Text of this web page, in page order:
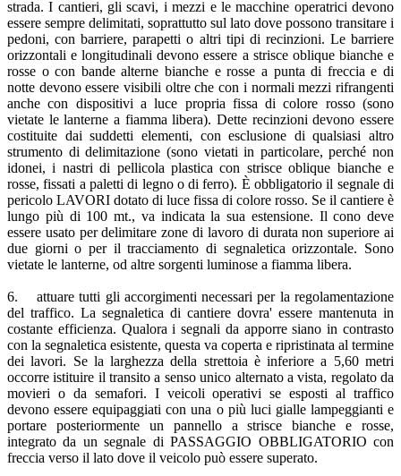
strada. I cantieri, gli scavi, i mezzi e le macchine operatrici devono
essere sempre delimitati, soprattutto sul lato dove possono transitare i
pedoni, con barriere, parapetti o altri tipi di recinzioni. Le barriere
orizzontali e longitudinali devono essere a strisce oblique bianche e
rosse o con bande alterne bianche e rosse a punta di freccia e di
notte devono essere visibili oltre che con i normali mezzi rifrangenti
anche con dispositivi a luce propria fissa di colore rosso (sono
vietate le lanterne a fiamma libera). Dette recinzioni devono essere
costituite dai suddetti elementi, con esclusione di qualsiasi altro
strumento di delimitazione (sono vietati in particolare, perché non
idonei, i nastri di pellicola plastica con strisce oblique bianche e
rosse, fissati a paletti di legno o di ferro). È obbligatorio il segnale di
pericolo LAVORI dotato di luce fissa di colore rosso. Se il cantiere è
lungo più di 100 mt., va indicata la sua estensione. Il cono deve
essere usato per delimitare zone di lavoro di durata non superiore ai
due giorni o per il tracciamento di segnaletica orizzontale. Sono
vietate le lanterne, od altre sorgenti luminose a fiamma libera.
6. attuare tutti gli accorgimenti necessari per la regolamentazione
del traffico. La segnaletica di cantiere dovra' essere mantenuta in
costante efficienza. Qualora i segnali da apporre siano in contrasto
con la segnaletica esistente, questa va coperta e ripristinata al termine
dei lavori. Se la larghezza della strettoia è inferiore a 5,60 metri
occorre istituire il transito a senso unico alternato a vista, regolato da
movieri o da semafori. I veicoli operativi se esposti al traffico
devono essere equipaggiati con una o più luci gialle lampeggianti e
portare posteriormente un pannello a strisce bianche e rosse,
integrato da un segnale di PASSAGGIO OBBLIGATORIO con
freccia verso il lato dove il veicolo può essere superato.